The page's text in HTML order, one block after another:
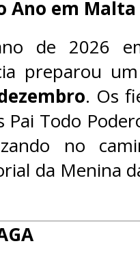
Ano em Malta
de 2026
preparou
. Os
Pai Todo
no
da Menina